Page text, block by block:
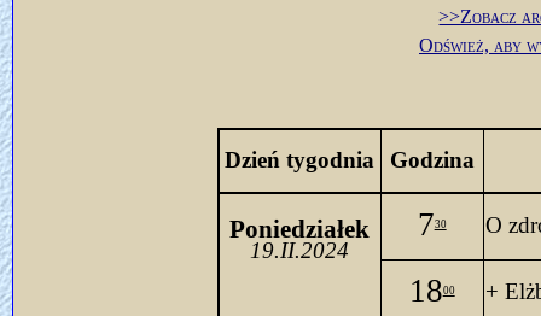
>>Zobacz
Odśwież, aby
Dzień tygodnia Godzina
Poniedziałek
19.II.2024
730 O
1800 +